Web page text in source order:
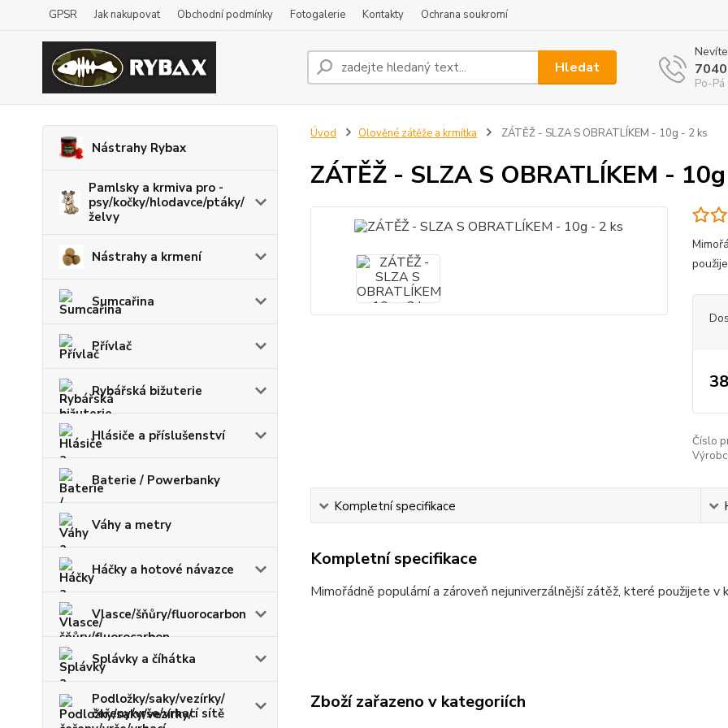
GPSR Jak nakupovat Obchodní podmínky Fotogalerie Kontakty Ochrana soukromí
Hledat
Po-
Nástrahy Rybax
Pamlsky a krmiva pro -
psy/kočky/hlodavce/ptáky/
želvy
Nástrahy a krmení
Sumcařina
Přívlač
Rybářská bižuterie
Hlásiče a příslušenství
Baterie / Powerbanky
Váhy a metry
Háčky a hotové návazce
Vlasce/šňůry/fluorocarbon
Splávky a číhátka
Podložky/saky/vezírky/
čeřeny/vrše/vrhací sítě
Úvod Olověné zátěže a krmítka ZÁTĚŽ - SLZA S OBRATLÍKEM - 10g - 2 ks
ZÁTĚŽ - SLZA S OBRATLÍKEM -
Číslo
Kompletní specifikace
Kompletní specifikace
Mimořádně populární a zároveň nejuniverzálnější zátěž, které použijete v
Zboží zařazeno v kategoriích